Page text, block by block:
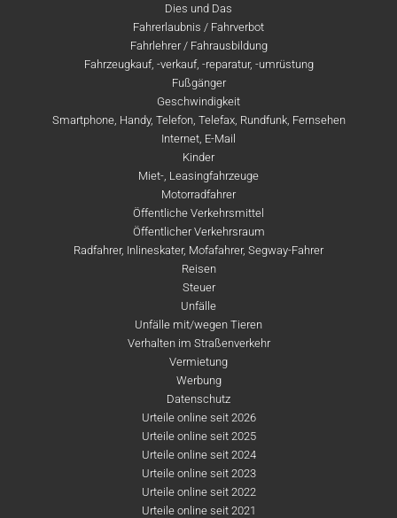
Dies und Das
Fahrerlaubnis / Fahrverbot
Fahrlehrer / Fahrausbildung
Fahrzeugkauf, -verkauf, -reparatur, -umrüstung
Fußgänger
Geschwindigkeit
Smartphone, Handy, Telefon, Telefax, Rundfunk, Fernsehen
Internet, E-Mail
Kinder
Miet-, Leasingfahrzeuge
Motorradfahrer
Öffentliche Verkehrsmittel
Öffentlicher Verkehrsraum
Radfahrer, Inlineskater, Mofafahrer, Segway-Fahrer
Reisen
Steuer
Unfälle
Unfälle mit/wegen Tieren
Verhalten im Straßenverkehr
Vermietung
Werbung
Datenschutz
Urteile online seit 2026
Urteile online seit 2025
Urteile online seit 2024
Urteile online seit 2023
Urteile online seit 2022
Urteile online seit 2021